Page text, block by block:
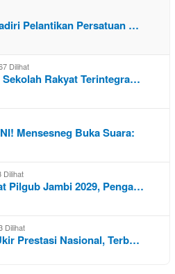
Pelantikan Persatuan …
Dilihat
Rakyat Terintegra…
Mensesneg Buka Suara:
Dilihat
Pilgub Jambi 2029, Penga…
Dilihat
Prestasi Nasional, Terb…